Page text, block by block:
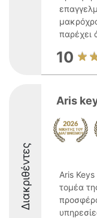
παρέχει
10
Διακριθέντες
Aris
Aris Keys
τομέα